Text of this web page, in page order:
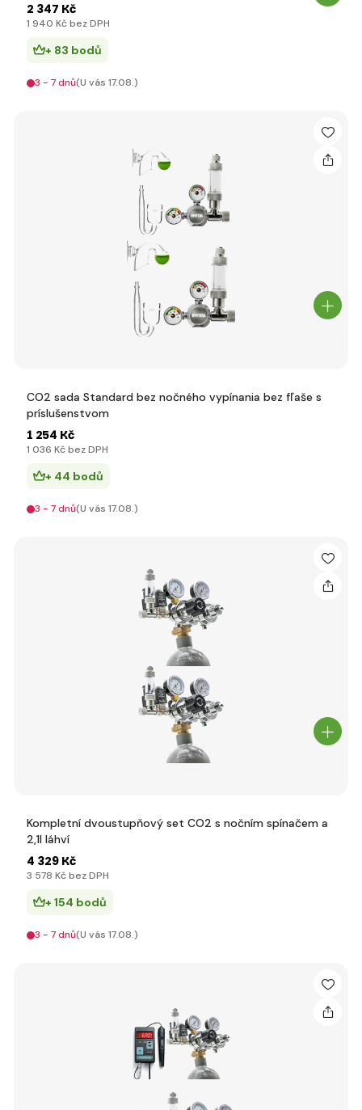
2 347 Kč
1 940 Kč bez DPH
+ 83 bodů
3 - 7 dnů(U vás 17.08.)
CO2 sada Standard bez nočného vypínania bez fľaše s
príslušenstvom
1 254 Kč
1 036 Kč bez DPH
+ 44 bodů
3 - 7 dnů(U vás 17.08.)
Kompletní dvoustupňový set CO2 s nočním spínačem a
2,1l láhví
4 329 Kč
3 578 Kč bez DPH
+ 154 bodů
3 - 7 dnů(U vás 17.08.)